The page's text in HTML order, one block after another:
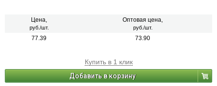
Цена,
руб./шт.
Оптовая цена,
руб./шт.
77.39 73.90
Купить в 1 клик
Добавить в корзину